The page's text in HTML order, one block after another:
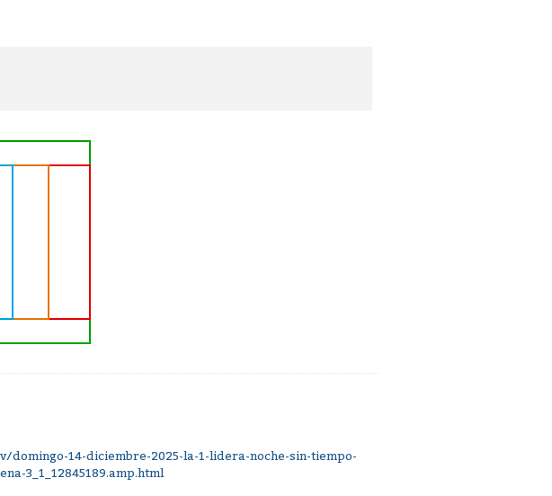
14-diciembre-2025-la-1-lidera-noche-sin-tiempo-
3_1_12845189.amp.html